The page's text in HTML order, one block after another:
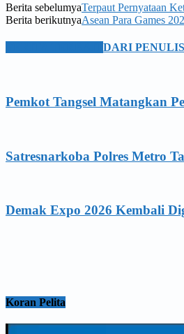
Berita sebelumyaTerpaut Pernyataan
Berita berikutnyaAsean Para Games
DARI PENULIS
Pemkot Tangsel Matangkan
Satresnarkoba Polres Metro
Demak Expo 2026 Kembali
Koran Pelita